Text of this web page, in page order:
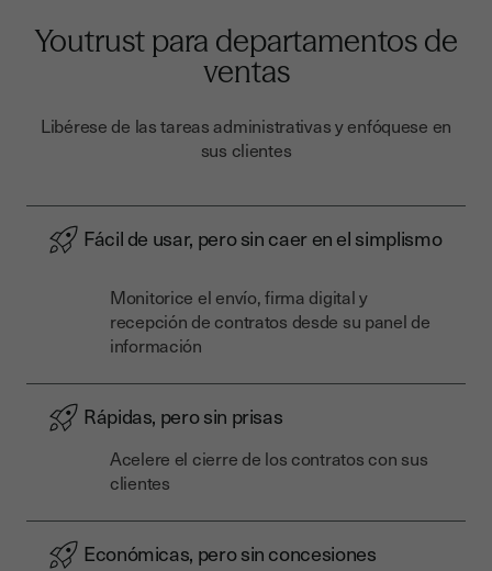
Youtrust para departamentos de
ventas
Libérese de las tareas administrativas y enfóquese en
sus clientes
Fácil de usar, pero sin caer en el simplismo
Monitorice el envío, firma digital y
recepción de contratos desde su panel de
información
Rápidas, pero sin prisas
Acelere el cierre de los contratos con sus
clientes
Económicas, pero sin concesiones